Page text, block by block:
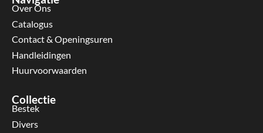
Over Ons
Catalogus
Contact & Openingsuren
Handleidingen
Huurvoorwaarden
Collectie
Bestek
Divers